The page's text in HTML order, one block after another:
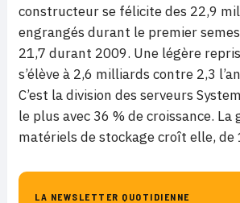
constructeur se félicite des 22,9
engrangés durant le premier
21,7 durant 2009. Une légère
s’élève à 2,6 milliards contre 2,3
C’est la division des serveurs
le plus avec 36 % de croissance. La
matériels de stockage croît elle, de
LA NEWSLETTER QUOTIDIENNE